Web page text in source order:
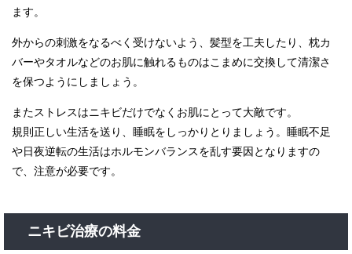
ます。
外からの刺激をなるべく受けないよう、髪型を工夫したり、枕カ
バーやタオルなどのお肌に触れるものはこまめに交換して清潔さ
を保つようにしましょう。
またストレスはニキビだけでなくお肌にとって大敵です。
規則正しい生活を送り、睡眠をしっかりとりましょう。睡眠不足
や日夜逆転の生活はホルモンバランスを乱す要因となりますの
で、注意が必要です。
ニキビ治療の料金